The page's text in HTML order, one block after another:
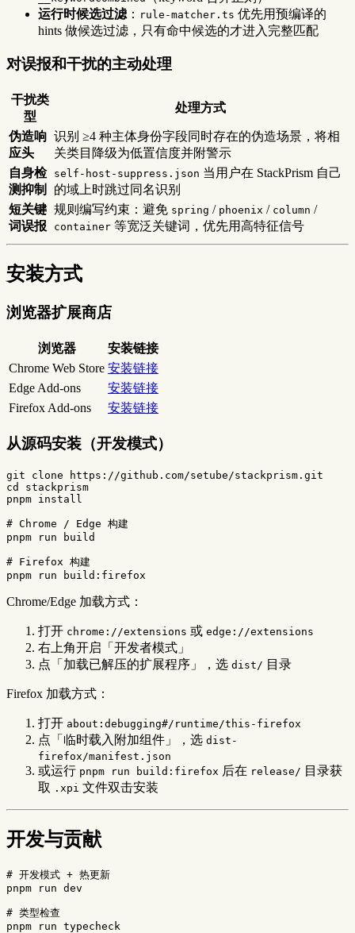
运行时候选过滤 ： rule-matcher.ts 优先用预编译的
hints 做候选过滤，只有命中候选的才进入完整匹配
对误报和干扰的主动处理
干扰类
型
处理方式
伪造响
应头
识别 ≥4 种主体身份字段同时存在的伪造场景，将相
关类目降级为低置信度并附警示
自身检
测抑制
self-host-suppress.json 当用户在 StackPrism 自己
的域上时跳过同名识别
短关键
词误报
规则编写约束：避免 spring / phoenix / column /
container 等宽泛关键词，优先用高特征信号
安装方式
浏览器扩展商店
浏览器
安装链接
Chrome Web Store 安装链接
Edge Add-ons
安装链接
Firefox Add-ons
安装链接
从源码安装（开发模式）
cd stackprism
pnpm install
# Chrome / Edge 构建
pnpm run build
# Firefox 构建
Chrome/Edge 加载方式：
打开 chrome://extensions 或 edge://extensions
右上角开启「开发者模式」
点「加载已解压的扩展程序」，选 dist/ 目录
Firefox 加载方式：
打开 about:debugging#/runtime/this-firefox
点「临时载入附加组件」，选 dist-
firefox/manifest.json
或运行 pnpm run build:firefox 后在 release/ 目录获
取 .xpi 文件双击安装
开发与贡献
# 开发模式 + 热更新
pnpm run dev
# 类型检查
pnpm run typecheck